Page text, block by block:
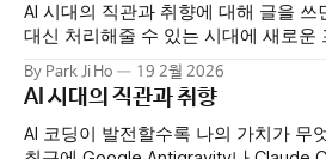
들을 빠르게 출시했습니다. 팀의 모멘
어떤 출시일에는
AI 시대의 직관과 취향에 대해 글을 쓰
대신 처리해줄 수 있는 시대에 새로운
역량을 기를 수 있을지 얘기했었습니다. 이와 관련되서 최근
재밌는 연구가 나와 공유하려 합니다. Anthropic이 AI의 도움이
배움에 어떤 영향을 미치는지 연구한
다. 주니어 개발자들에게 새로운
By Park Ji Ho 19 2월 2026
AI 시대의 직관과 취향
AI 코딩이 발전할수록 나의 가치가 무